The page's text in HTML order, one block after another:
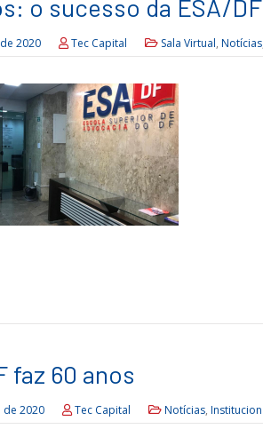
o sucesso da ESA/DF
2020 Tec Capital Sala Virtual, Notícias
faz 60 anos
de 2020 Tec Capital Notícias,